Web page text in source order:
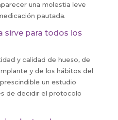
una molestia leve
pautada.
sirve para todos los
y calidad de hueso, de
y de los hábitos del
un estudio
de decidir el protocolo